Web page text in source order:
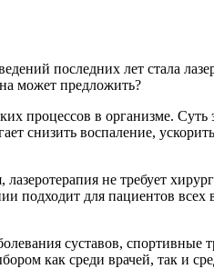
последних лет стала
может предложить?
процессов в организме.
снизить воспаление,
не требует
подходит для пациентов всех
суставов, спортивные
как среди врачей, так и